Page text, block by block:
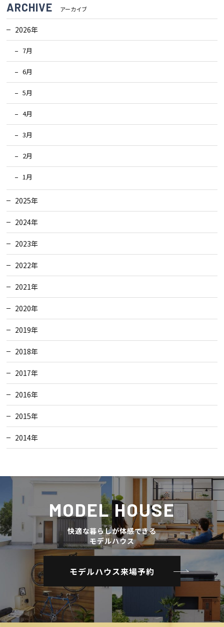
よくあるご質問 店舗紹介
スタッフブログ
プライバシー
サイトマップ
ARCHIVE アーカイブ
2026年
7月
6月
5月
4月
3月
2月
1月
2025年
2024年
2023年
2022年
2021年
2020年
2019年
2018年
2017年
2016年
2015年
2014年
MODEL HOUSE
快適な暮らしが体感できる
モデルハウス
モデルハウス来場予約